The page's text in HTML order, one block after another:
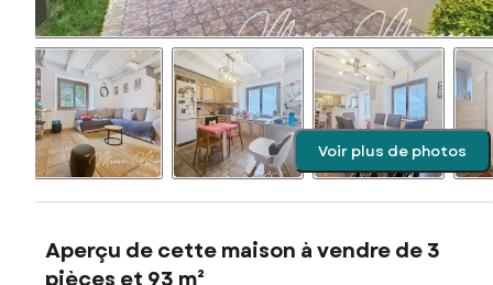
Voir plus de photos
Aperçu de cette maison à vendre de 3